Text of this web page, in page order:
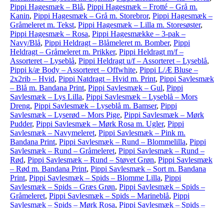
Pippi Hagesmæk – Blå, Pippi Hagesmæk – Frotté – Grå m.
Kanin, Pippi Hagesmæk – Grå m. Storebror, Pippi Hagesmæk –
Gråmeleret m. Tekst, Pippi Hagesmæk – Lilla m. Storesøster,
Pippi Hagesmæk – Rosa, Pippi Hagesmække – 3-pak –
Navy/Blå, Pippi Heldragt – Blåmeleret m. Bomber, Pippi
Heldragt – Gråmeleret m. Prikker, Pippi Heldragt m/f –
Assorteret – Lyseblå, Pippi Heldragt u/f – Assorteret – Lyseblå,
Pippi k/æ Body – Assorteret – Offwhite, Pippi L/Æ Bluse –
2x2rib – Hvid, Pippi Natdragt – Hvid m. Print, Pippi Savlesmæk
– Blå m. Bandana Print, Pippi Savlesmæk – Gul, Pippi
Savlesmæk – Lys Lilla, Pippi Savlesmæk – Lyseblå – Mors
Dreng, Pippi Savlesmæk – Lyseblå m. Bamser, Pippi
Savlesmæk – Lyserød – Mors Pige, Pippi Savlesmæk – Mørk
Pudder, Pippi Savlesmæk – Mørk Rosa m. Ugler, Pippi
Savlesmæk – Navymeleret, Pippi Savlesmæk – Pink m.
Bandana Print, Pippi Savlesmæk – Rund – Blommelilla, Pippi
Savlesmæk – Rund – Gråmeleret, Pippi Savlesmæk – Rund –
Rød, Pippi Savlesmæk – Rund – Støvet Grøn, Pippi Savlesmæk
– Rød m. Bandana Print, Pippi Savlesmæk – Sort m. Bandana
Print, Pippi Savlesmæk – Spids – Blomme Lilla, Pippi
Savlesmæk – Spids – Græs Grøn, Pippi Savlesmæk – Spids –
Gråmeleret, Pippi Savlesmæk – Spids – Marineblå, Pippi
Savlesmæk – Spids – Mørk Rosa, Pippi Savlesmæk – Spids –